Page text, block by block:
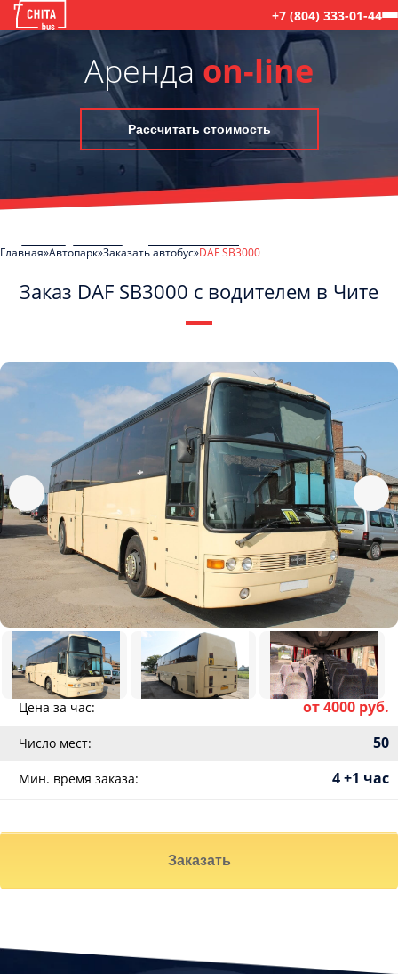
+7 (804) 333-01-44
Аренда on-line
Рассчитать стоимость
Главная Автопарк Заказать автобус DAF SB3000
Заказ DAF SB3000 с водителем в Чите
Цена за час: от 4000 руб.
Число мест: 50
Мин. время заказа: 4 +1 час
Заказать
обработку моих Персональных данных